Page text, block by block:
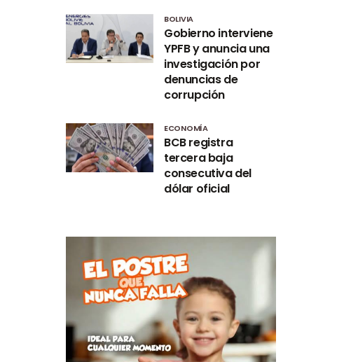
BOLIVIA
Gobierno interviene
YPFB y anuncia una
investigación por
denuncias de
corrupción
ECONOMÍA
BCB registra
tercera baja
consecutiva del
dólar oficial